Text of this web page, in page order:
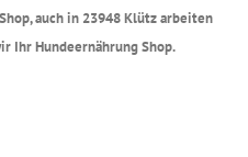
auch in 23948 Klütz arbeiten
Ihr Hundeernährung Shop.